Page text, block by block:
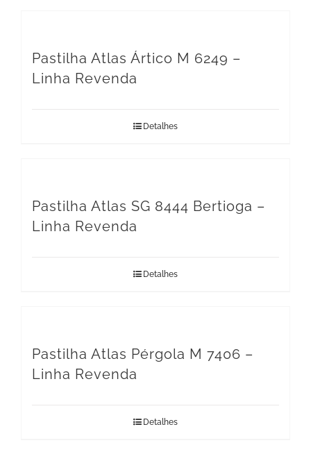
Pastilha Atlas Ártico M 6249 –
Linha Revenda
Detalhes
Pastilha Atlas SG 8444 Bertioga –
Linha Revenda
Detalhes
Pastilha Atlas Pérgola M 7406 –
Linha Revenda
Detalhes